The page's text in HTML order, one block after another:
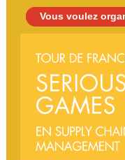
Vous voulez